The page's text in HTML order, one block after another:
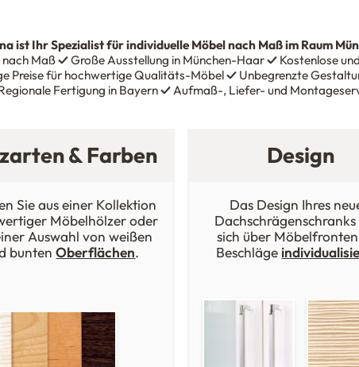
ist Ihr Spezialist für individuelle Möbel nach Maß im Raum
Maß✓Große Ausstellung in München-Haar✓Kostenlose
Preise für hochwertige Qualitäts-Möbel✓Unbegrenzte
Fertigung in Bayern✓Aufmaß-, Liefer- und
& Farben
Sie aus einer Kollektion
Möbelhölzer oder
Auswahl von weißen
buntenOberflächen.
Design
Das Design Ihres
Dachschrägenschranks
sich über
Beschläge